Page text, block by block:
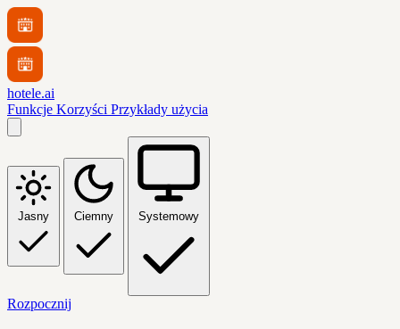
hotele.ai
Funkcje Korzyści Przykłady użycia
Jasny Ciemny Systemowy
Rozpocznij